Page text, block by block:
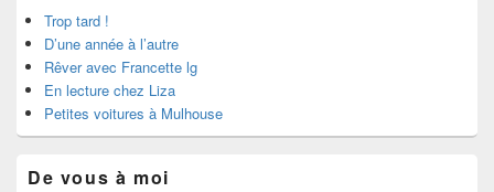
Trop tard !
D’une année à l’autre
Rêver avec Francette lg
En lecture chez Liza
Petites voitures à Mulhouse
De vous à moi